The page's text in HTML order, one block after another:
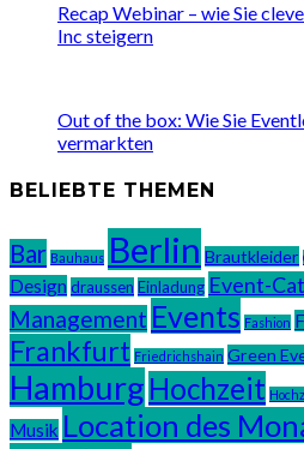
Recap Webinar – wie Sie
Inc steigern
Out of the box: Wie Sie
vermarkten
BELIEBTE THEMEN
Bar Bauhaus Berlin Brautkleider
Design draussen Einladung Event-
Management Events Fashion
Frankfurt Friedrichshain Green
Hamburg Hochzeit
Musik Location des